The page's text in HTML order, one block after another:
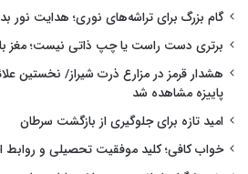
گام بزرگ برای تراشه‌های نوری؛ هدایت نور
برتری دست راست یا چپ ذاتی نیست؛ مغز با
هشدار قرمز در مزارع ذرت شیراز/ نخستین
پاییزه مشاهده شد
امید تازه برای جلوگیری از بازگشت سرطان
خواب کافی؛ کلید موفقیت تحصیلی و روابط